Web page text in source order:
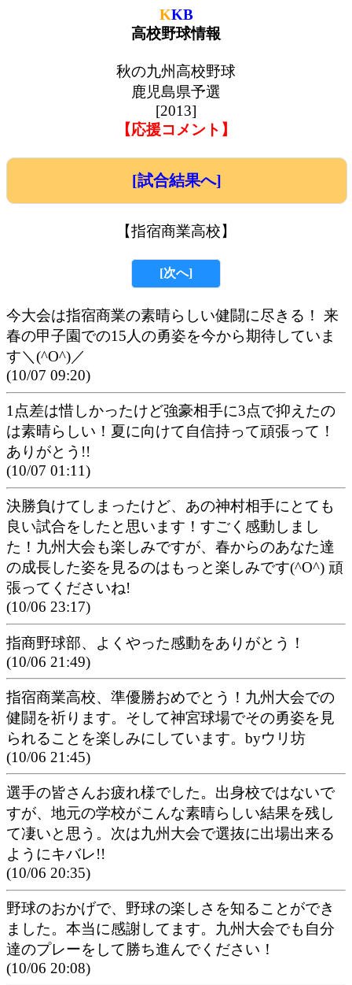
KKB
高校野球情報
秋の九州高校野球
鹿児島県予選
[2013]
【応援コメント】
[試合結果へ]
【指宿商業高校】
[次へ]
今大会は指宿商業の素晴らしい健闘に尽きる！ 来
春の甲子園での15人の勇姿を今から期待していま
す＼(^O^)／
(10/07 09:20)
1点差は惜しかったけど強豪相手に3点で抑えたの
は素晴らしい！夏に向けて自信持って頑張って！
ありがとう!!
(10/07 01:11)
決勝負けてしまったけど、あの神村相手にとても
良い試合をしたと思います！すごく感動しまし
た！九州大会も楽しみですが、春からのあなた達
の成長した姿を見るのはもっと楽しみです(^O^) 頑
張ってくださいね!
(10/06 23:17)
指商野球部、よくやった感動をありがとう！
(10/06 21:49)
指宿商業高校、準優勝おめでとう！九州大会での
健闘を祈ります。そして神宮球場でその勇姿を見
られることを楽しみにしています。byウリ坊
(10/06 21:45)
選手の皆さんお疲れ様でした。出身校ではないで
すが、地元の学校がこんな素晴らしい結果を残し
て凄いと思う。次は九州大会で選抜に出場出来る
ようにキバレ!!
(10/06 20:35)
野球のおかげで、野球の楽しさを知ることができ
ました。本当に感謝してます。九州大会でも自分
達のプレーをして勝ち進んでください！
(10/06 20:08)